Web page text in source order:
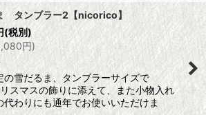
タンブラー2【nicorico】
(税別)
円)
の雪だるま、タンブラーサイズで
スマスの飾りに添えて、また小物入れ
代わりにも通年でお使いいただけま